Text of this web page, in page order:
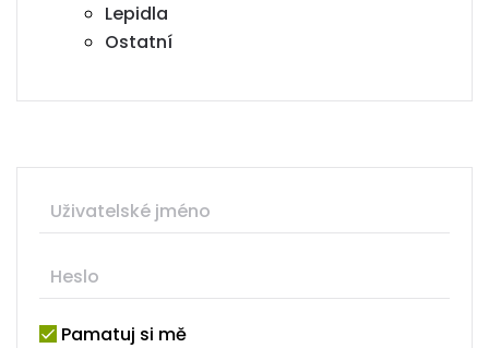
Lepidla
Ostatní
Pamatuj si mě